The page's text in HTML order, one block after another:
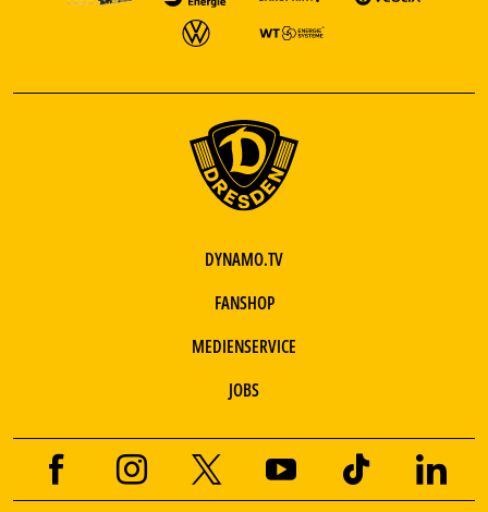
DYNAMO.TV
FANSHOP
MEDIENSERVICE
JOBS